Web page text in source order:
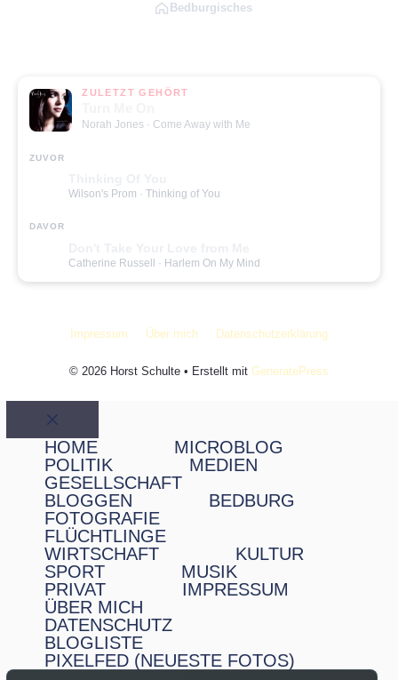
Bedburgisches
ZULETZT GEHÖRT
Norah Jones · Come Away with Me
ZUVOR
Wilson's Prom · Thinking of You
DAVOR
Catherine Russell · Harlem On My Mind
Impressum Über mich Datenschutzerklärung
© 2026 Horst Schulte • Erstellt mit GeneratePress
Schließen
HOME
MICROBLOG
POLITIK
MEDIEN
GESELLSCHAFT
BLOGGEN
BEDBURG
FOTOGRAFIE
FLÜCHTLINGE
WIRTSCHAFT
KULTUR
SPORT
MUSIK
PRIVAT
IMPRESSUM
ÜBER MICH
DATENSCHUTZ
BLOGLISTE
PIXELFED (NEUESTE FOTOS)